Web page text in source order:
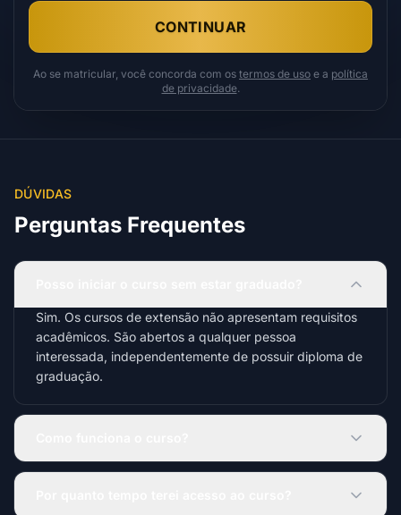
CONTINUAR
Ao se matricular, você concorda com os termos de uso e a política
de privacidade.
DÚVIDAS
Perguntas Frequentes
Sim. Os cursos de extensão não apresentam requisitos
acadêmicos. São abertos a qualquer pessoa
interessada, independentemente de possuir diploma de
graduação.